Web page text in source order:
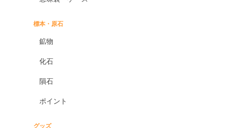
標本・原石
鉱物
化石
隕石
ポイント
グッズ